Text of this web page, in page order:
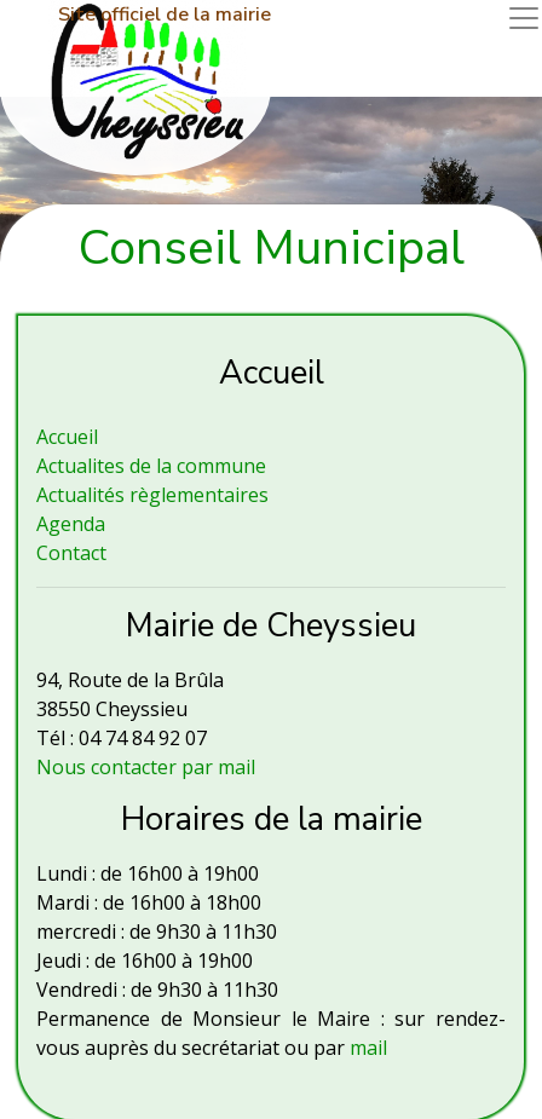
Site officiel de la mairie
Conseil Municipal
Accueil
Accueil
Actualites de la commune
Actualités règlementaires
Agenda
Contact
Mairie de Cheyssieu
94, Route de la Brûla
38550 Cheyssieu
Tél : 04 74 84 92 07
Nous contacter par mail
Horaires de la mairie
Lundi : de 16h00 à 19h00
Mardi : de 16h00 à 18h00
mercredi : de 9h30 à 11h30
Jeudi : de 16h00 à 19h00
Vendredi : de 9h30 à 11h30
Permanence de Monsieur le Maire : sur rendez-
vous auprès du secrétariat ou par mail